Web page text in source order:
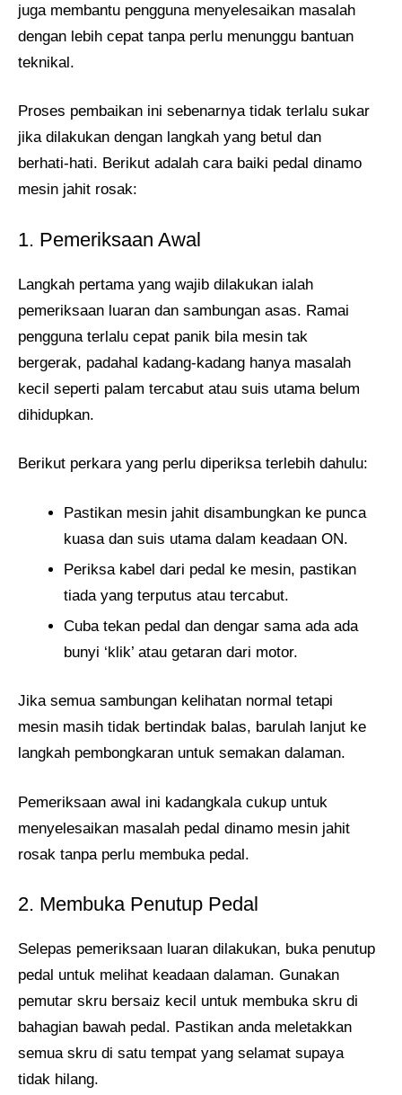
juga membantu pengguna menyelesaikan masalah
dengan lebih cepat tanpa perlu menunggu bantuan
teknikal.
Proses pembaikan ini sebenarnya tidak terlalu sukar
jika dilakukan dengan langkah yang betul dan
berhati-hati. Berikut adalah cara baiki pedal dinamo
mesin jahit rosak:
1. Pemeriksaan Awal
Langkah pertama yang wajib dilakukan ialah
pemeriksaan luaran dan sambungan asas. Ramai
pengguna terlalu cepat panik bila mesin tak
bergerak, padahal kadang-kadang hanya masalah
kecil seperti palam tercabut atau suis utama belum
dihidupkan.
Berikut perkara yang perlu diperiksa terlebih dahulu:
Pastikan mesin jahit disambungkan ke punca
kuasa dan suis utama dalam keadaan ON.
Periksa kabel dari pedal ke mesin, pastikan
tiada yang terputus atau tercabut.
Cuba tekan pedal dan dengar sama ada ada
bunyi ‘klik’ atau getaran dari motor.
Jika semua sambungan kelihatan normal tetapi
mesin masih tidak bertindak balas, barulah lanjut ke
langkah pembongkaran untuk semakan dalaman.
Pemeriksaan awal ini kadangkala cukup untuk
menyelesaikan masalah pedal dinamo mesin jahit
rosak tanpa perlu membuka pedal.
2. Membuka Penutup Pedal
Selepas pemeriksaan luaran dilakukan, buka penutup
pedal untuk melihat keadaan dalaman. Gunakan
pemutar skru bersaiz kecil untuk membuka skru di
bahagian bawah pedal. Pastikan anda meletakkan
semua skru di satu tempat yang selamat supaya
tidak hilang.